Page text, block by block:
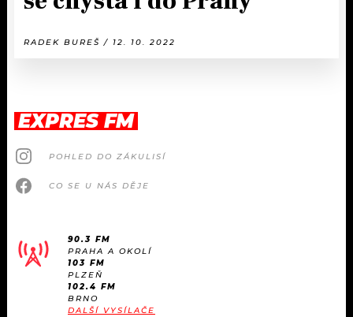
RADEK BUREŠ / 12. 10. 2022
EXPRES FM
POHLED DO ZÁKULISÍ
CO SE U NÁS DĚJE
90.3 FM
PRAHA A OKOLÍ
103 FM
PLZEŇ
102.4 FM
BRNO
DALŠÍ VYSÍLAČE